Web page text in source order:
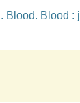
Blood. Blood